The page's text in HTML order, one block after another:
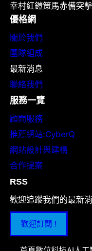
幸村紅鎧策馬赤備突
優格網
關於我們
團隊組成
最新消息
聯絡我們
服務一覽
顧問服務
推薦網站:CyberQ
網站設計與建構
合作提案
RSS
歡迎追蹤我們的最新
歡迎訂閱 !